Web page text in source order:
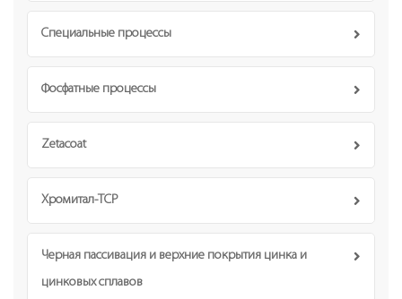
Специальные процессы
Фосфатные процессы
Zetacoat
Хромитал-TCP
Черная пассивация и верхние покрытия цинка и
цинковых сплавов